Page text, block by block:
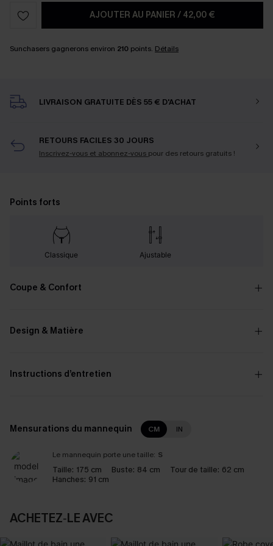
AJOUTER AU PANIER / 42,00 €
Sunchasers gagnerons environ 210 points. Détails
LIVRAISON GRATUITE DÈS 55 € D'ACHAT
RETOURS FACILES 30 JOURS
Inscrivez-vous et abonnez-vous pour des retours gratuits !
Points forts
Classique Ajustable
Coupe & Confort
Design & Matière
Instructions d’entretien
Mensurations du mannequin CM IN
Le mannequin porte une taille: S
Taille: 175 cm Buste: 84 cm Tour de taille: 62 cm
Hanches: 91 cm
ACHETEZ‑LE AVEC